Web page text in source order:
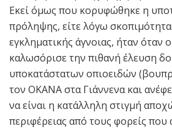
Εκεί όμως που κορυφώθηκε η
πρόληψης, είτε λόγω
εγκληματικής άγνοιας, ήταν όταν
καλωσόρισε την πιθανή έλευση
υποκατάστατων οπιοειδών
τον ΟΚΑΝΑ στα Γιάννενα και
να είναι η κατάλληλη στιγμή
περιφέρειας από τους φορείς που